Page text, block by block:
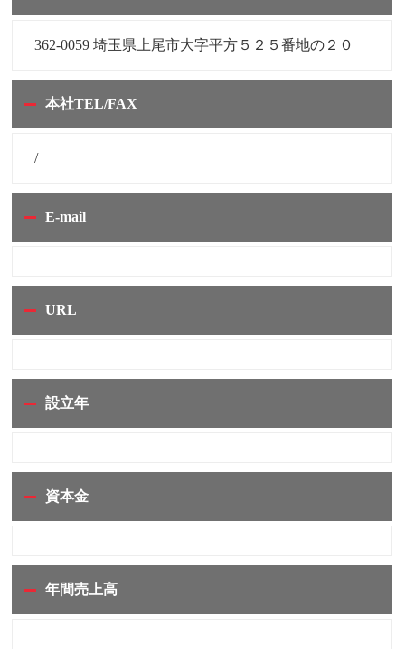
362-0059 埼玉県上尾市大字平方５２５番地の２０
本社TEL/FAX
/
E-mail
URL
設立年
資本金
年間売上高